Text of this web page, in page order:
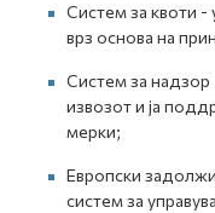
Систем за квоти -
врз основа на
Систем за надзор
извозот и ја
мерки;
Европски
систем за